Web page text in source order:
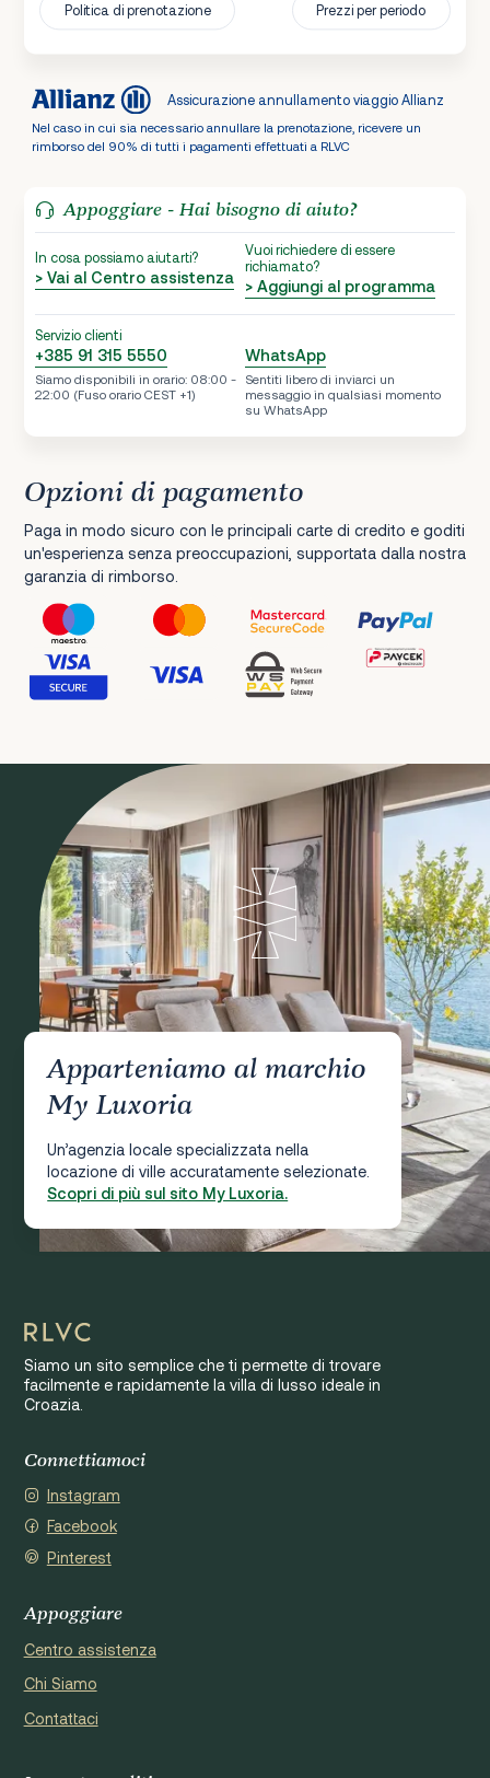
Politica di prenotazione Prezzi per periodo
Assicurazione annullamento viaggio Allianz
Nel caso in cui sia necessario annullare la prenotazione, ricevere un
rimborso del 90% di tutti i pagamenti effettuati a RLVC
Appoggiare - Hai bisogno di aiuto?
In cosa possiamo aiutarti?
> Vai al Centro assistenza
Vuoi richiedere di essere
richiamato?
> Aggiungi al programma
Servizio clienti
+385 91 315 5550
Siamo disponibili in orario: 08:00 -
22:00 (Fuso orario CEST +1)
WhatsApp
Sentiti libero di inviarci un
messaggio in qualsiasi momento
su WhatsApp
Opzioni di pagamento
Paga in modo sicuro con le principali carte di credito e goditi
un'esperienza senza preoccupazioni, supportata dalla nostra
garanzia di rimborso.
Apparteniamo al marchio
My Luxoria
Un’agenzia locale specializzata nella
locazione di ville accuratamente selezionate.
Scopri di più sul sito My Luxoria.
Siamo un sito semplice che ti permette di trovare
facilmente e rapidamente la villa di lusso ideale in
Croazia.
Connettiamoci
Instagram
Facebook
Pinterest
Appoggiare
Centro assistenza
Chi Siamo
Contattaci